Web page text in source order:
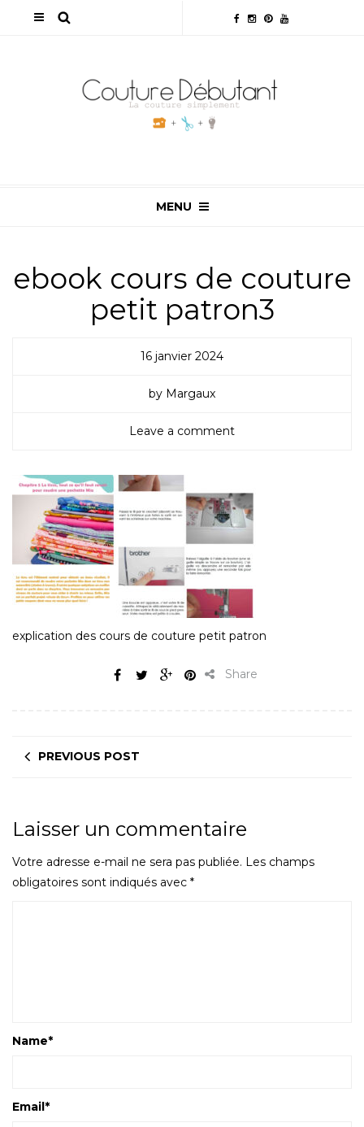
MENU
ebook cours de couture
petit patron3
16 janvier 2024
by Margaux
Leave a comment
explication des cours de couture petit patron
Share
PREVIOUS POST
Laisser un commentaire
Votre adresse e-mail ne sera pas publiée. Les champs
obligatoires sont indiqués avec *
Name*
Email*